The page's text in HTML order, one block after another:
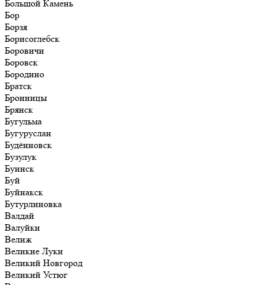
Большой Камень
Бор
Борзя
Борисоглебск
Боровичи
Боровск
Бородино
Братск
Бронницы
Брянск
Бугульма
Бугуруслан
Будённовск
Бузулук
Буинск
Буй
Буйнакск
Бутурлиновка
Валдай
Валуйки
Велиж
Великие Луки
Великий Новгород
Великий Устюг